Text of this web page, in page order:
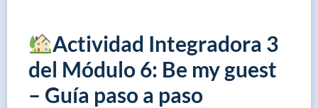
Actividad Integradora 3
del Módulo 6: Be my guest
– Guía paso a paso